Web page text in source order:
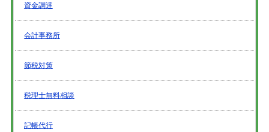
資金調達
会計事務所
節税対策
税理士無料相談
記帳代行